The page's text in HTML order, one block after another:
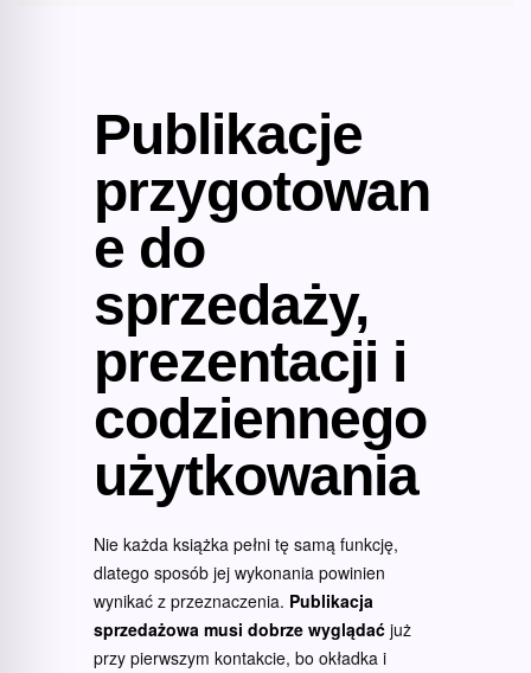
Publikacje
przygotowan
e do
sprzedaży,
prezentacji i
codziennego
użytkowania
Nie każda książka pełni tę samą funkcję,
dlatego sposób jej wykonania powinien
wynikać z przeznaczenia. Publikacja
sprzedażowa musi dobrze wyglądać już
przy pierwszym kontakcie, bo okładka i